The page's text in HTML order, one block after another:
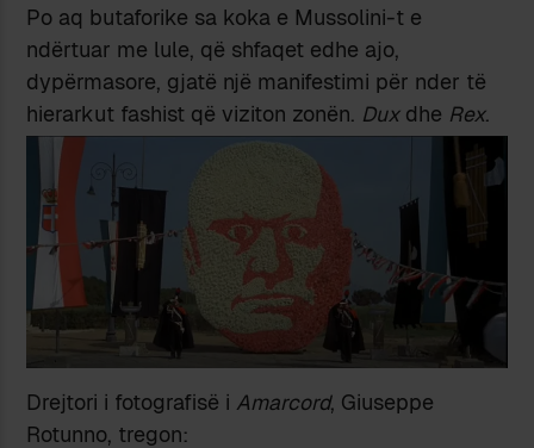
Po aq butaforike sa koka e Mussolini-t e
ndërtuar me lule, që shfaqet edhe ajo,
dypërmasore, gjatë një manifestimi për nder të
hierarkut fashist që viziton zonën. Duxdhe Rex.
Drejtori i fotografisë i Amarcord, Giuseppe
Rotunno, tregon: